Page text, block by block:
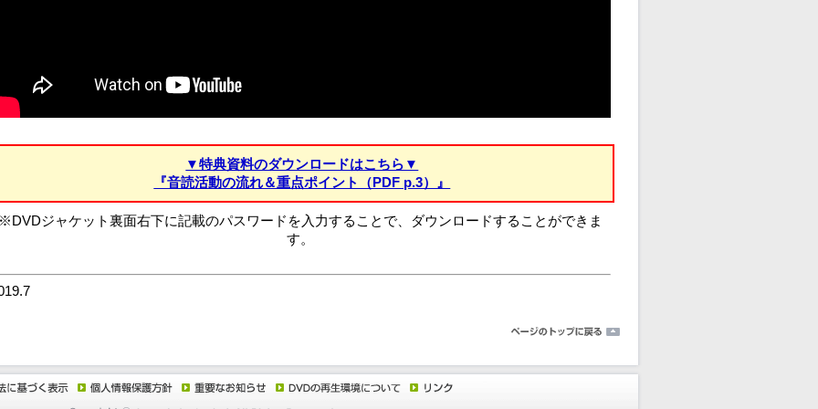
▼特典資料のダウンロードはこちら▼
『音読活動の流れ＆重点ポイント（PDF p.3）』
ジャケット裏面右下に記載のパスワードを入力することで、ダウンロードすることができま
す。